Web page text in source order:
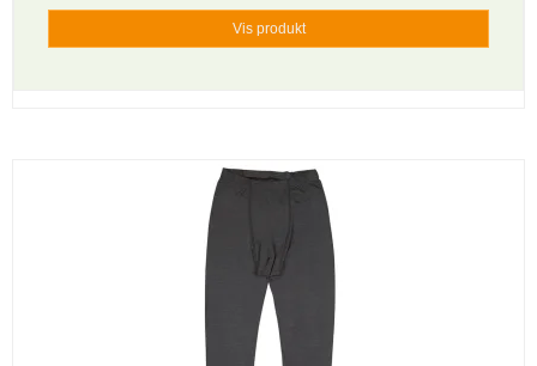
Vis produkt